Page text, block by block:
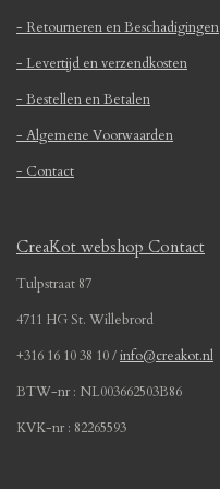
4
5
6
1
9
2
2
s
t
r
r
e
n
e
n
e
n
e
n
- Retourneren en Beschadigingen
- Levertijd en verzendkosten
- Bestellen en Betalen
- Algemene Voorwaarden
- Contact
CreaKot webshop Contact
Tulpstraat 87
4711 HG St. Willebrord
+316 16 10 38 10 /info@creakot.nl
BTW-nr : NL003662503B86
KVK-nr : 82265593